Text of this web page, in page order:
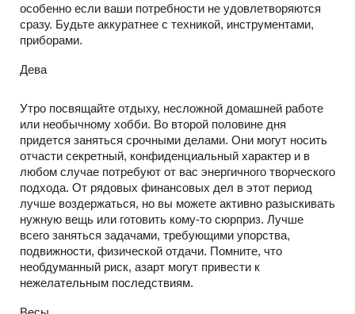
особенно если ваши потребности не удовлетворяются
сразу. Будьте аккуратнее с техникой, инструментами,
приборами.
Дева
Утро посвящайте отдыху, несложной домашней работе
или необычному хобби. Во второй половине дня
придется заняться срочными делами. Они могут носить
отчасти секретный, конфиденциальный характер и в
любом случае потребуют от вас энергичного творческого
подхода. От рядовых финансовых дел в этот период
лучше воздержаться, но вы можете активно разыскивать
нужную вещь или готовить кому-то сюрприз. Лучше
всего заняться задачами, требующими упорства,
подвижности, физической отдачи. Помните, что
необдуманный риск, азарт могут привести к
нежелательным последствиям.